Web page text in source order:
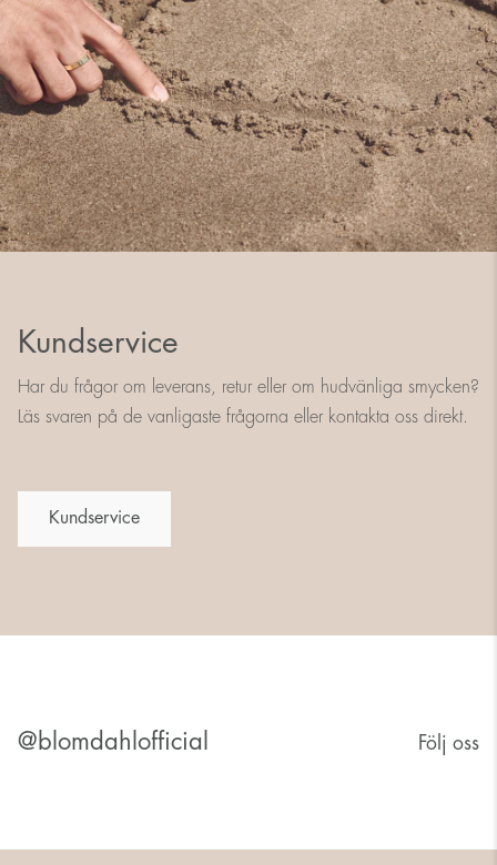
Kundservice
Har du frågor om leverans, retur eller om hudvänliga smycken?
Läs svaren på de vanligaste frågorna eller kontakta oss direkt.
Kundservice
@blomdahlofficial Följ oss